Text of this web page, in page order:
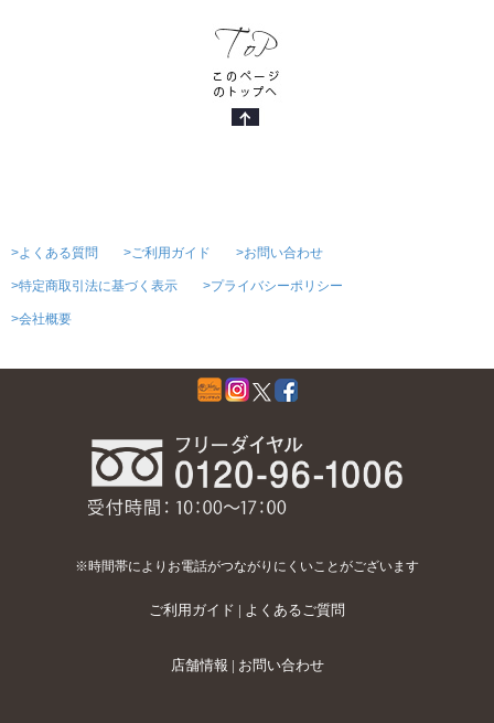
>よくある質問 >ご利用ガイド >お問い合わせ
>特定商取引法に基づく表示 >プライバシーポリシー
>会社概要
※時間帯によりお電話がつながりにくいことがございます
ご利用ガイド | よくあるご質問
店舗情報 | お問い合わせ